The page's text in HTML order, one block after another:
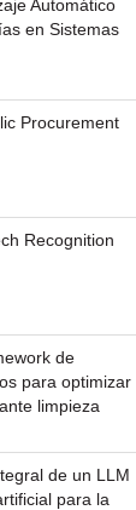
Automático
en Sistemas
Procurement
Recognition
de
para optimizar
limpieza
de un LLM
para la